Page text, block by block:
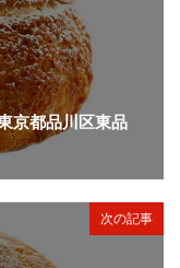
京都品川区東品
次の記事